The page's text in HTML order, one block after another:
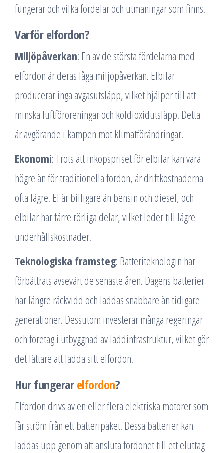
fungerar och vilka fördelar och utmaningar som finns.
Varför elfordon?
Miljöpåverkan: En av de största fördelarna med
elfordon är deras låga miljöpåverkan. Elbilar
producerar inga avgasutsläpp, vilket hjälper till att
minska luftföroreningar och koldioxidutsläpp. Detta
är avgörande i kampen mot klimatförändringar.
Ekonomi: Trots att inköpspriset för elbilar kan vara
högre än för traditionella fordon, är driftkostnaderna
ofta lägre. El är billigare än bensin och diesel, och
elbilar har färre rörliga delar, vilket leder till lägre
underhållskostnader.
Teknologiska framsteg: Batteriteknologin har
förbättrats avsevärt de senaste åren. Dagens batterier
har längre räckvidd och laddas snabbare än tidigare
generationer. Dessutom investerar många regeringar
och företag i utbyggnad av laddinfrastruktur, vilket gör
det lättare att ladda sitt elfordon.
Hur fungerarelfordon?
Elfordon drivs av en eller flera elektriska motorer som
får ström från ett batteripaket. Dessa batterier kan
laddas upp genom att ansluta fordonet till ett eluttag